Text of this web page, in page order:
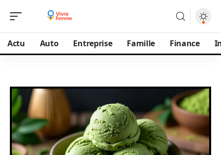
Actu Auto Entreprise Famille Finance